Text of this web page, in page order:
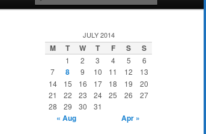
JULY 2014
M T W T F S S
1 2 3 4 5
6
7
8 9 10 11 12
13
14
15 16 17 18 19
20
21
22 23 24 25 26
27
28
29 30 31
« Aug Apr »